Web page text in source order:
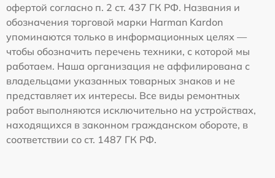
офертой согласно п. 2 ст. 437 ГК РФ. Названия и
обозначения торговой марки Harman Kardon
упоминаются только в информационных целях —
чтобы обозначить перечень техники, с которой мы
работаем. Наша организация не аффилирована с
владельцами указанных товарных знаков и не
представляет их интересы. Все виды ремонтных
работ выполняются исключительно на устройствах,
находящихся в законном гражданском обороте, в
соответствии со ст. 1487 ГК РФ.